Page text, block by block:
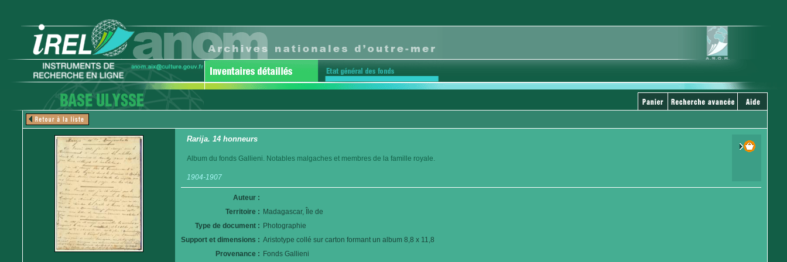
Rarija. 14 honneurs
Album du fonds Gallieni. Notables malgaches et membres de la famille royale.
1904-1907
Auteur :
Territoire : Madagascar, Île de
Type de document : Photographie
Support et dimensions : Aristotype collé sur carton formant un album 8,8 x 11,8
Provenance : Fonds Gallieni